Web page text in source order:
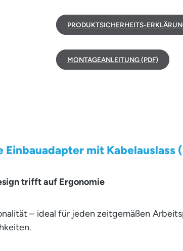
PRODUKTSICHERHEITS-
MONTAGEANLEITUNG (PDF)
mit Kabelauslass
trifft auf Ergonomie
– ideal für jeden zeitgemäßen